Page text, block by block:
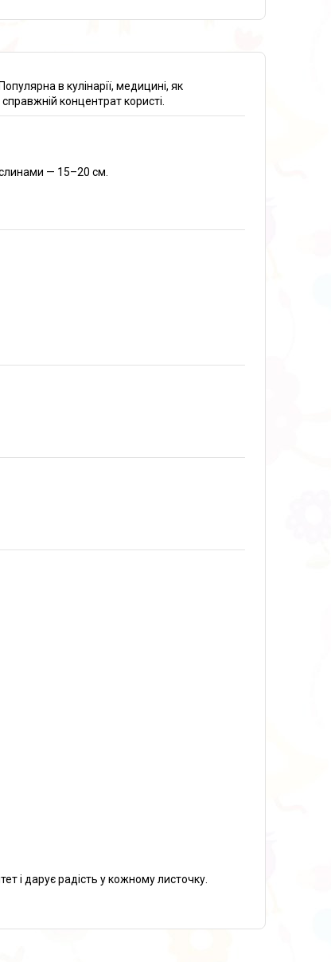
в кулінарії, медицині, як
концентрат користі.
— 15–20 см.
і дарує радість у кожному листочку.